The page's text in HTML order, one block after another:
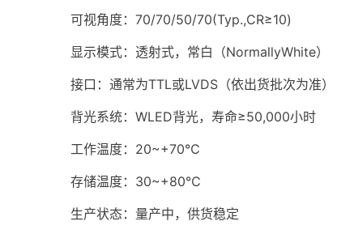
可视角度：70/70/50/70(Typ.,CR≥10)
显示模式：透射式，常白（NormallyWhite）
接口：通常为TTL或LVDS （依出货批次为准）
背光系统： WLED背光，寿命≥50,000小时
工作温度：20~+70℃
存储温度：30~+80℃
生产状态：量产中，供货稳定